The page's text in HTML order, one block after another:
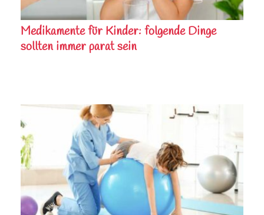
Medikamente für Kinder: folgende Dinge
sollten immer parat sein